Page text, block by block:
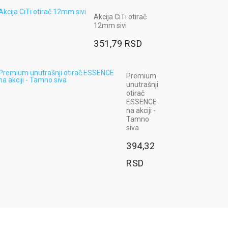
948,00 RSD
Radne
pantalone
plava
2.568,00
RSD
Akcija CiTi otirač
12mm sivi
351,79 RSD
Premium
unutrašnji
otirač
ESSENCE
na akciji -
Tamno
siva
394,32
RSD